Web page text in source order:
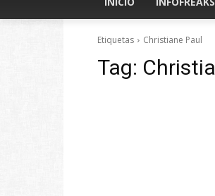
Etiquetas Christiane Paul
Tag: